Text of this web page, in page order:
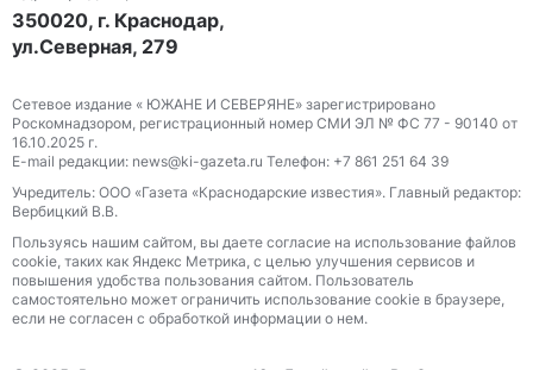
350020, г. Краснодар,
ул.Северная, 279
Сетевое издание « ЮЖАНЕ И СЕВЕРЯНЕ» зарегистрировано
Роскомнадзором, регистрационный номер СМИ ЭЛ № ФС 77 - 90140 от
16.10.2025 г.
E-mail редакции: news@ki-gazeta.ru Телефон: +7 861 251 64 39
Учредитель: ООО «Газета «Краснодарские известия». Главный редактор:
Вербицкий В.В.
Пользуясь нашим сайтом, вы даете согласие на использование файлов
сооkіе, таких как Яндекс Метрика, с целью улучшения сервисов и
повышения удобства пользования сайтом. Пользователь
самостоятельно может ограничить использование сооkіе в браузере,
если не согласен с обработкой информации о нем.